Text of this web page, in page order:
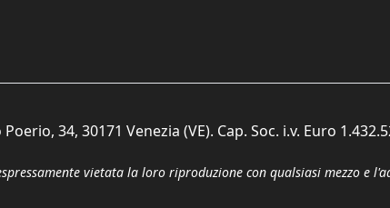
34, 30171 Venezia (VE). Cap. Soc. i.v. Euro
vietata la loro riproduzione con qualsiasi mezzo e